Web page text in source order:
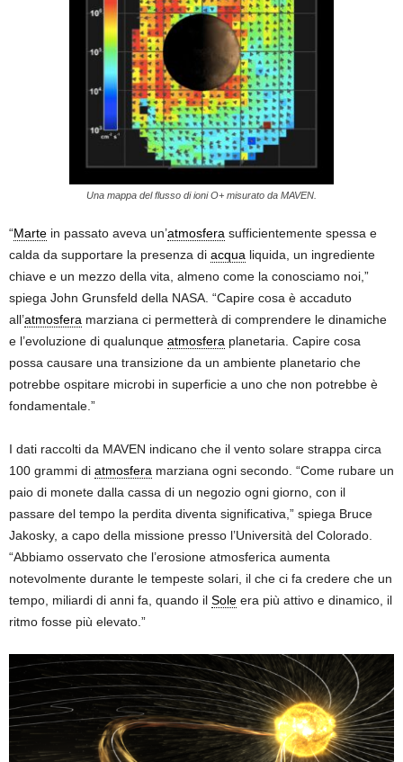
Una mappa del flusso di ioni O+ misurato da MAVEN.
“Marte in passato aveva un’atmosfera sufficientemente spessa e
calda da supportare la presenza di acqua liquida, un ingrediente
chiave e un mezzo della vita, almeno come la conosciamo noi,”
spiega John Grunsfeld della NASA. “Capire cosa è accaduto
all’atmosfera marziana ci permetterà di comprendere le dinamiche
e l’evoluzione di qualunque atmosfera planetaria. Capire cosa
possa causare una transizione da un ambiente planetario che
potrebbe ospitare microbi in superficie a uno che non potrebbe è
fondamentale.”
I dati raccolti da MAVEN indicano che il vento solare strappa circa
100 grammi di atmosfera marziana ogni secondo. “Come rubare un
paio di monete dalla cassa di un negozio ogni giorno, con il
passare del tempo la perdita diventa significativa,” spiega Bruce
Jakosky, a capo della missione presso l’Università del Colorado.
“Abbiamo osservato che l’erosione atmosferica aumenta
notevolmente durante le tempeste solari, il che ci fa credere che un
tempo, miliardi di anni fa, quando il Sole era più attivo e dinamico, il
ritmo fosse più elevato.”